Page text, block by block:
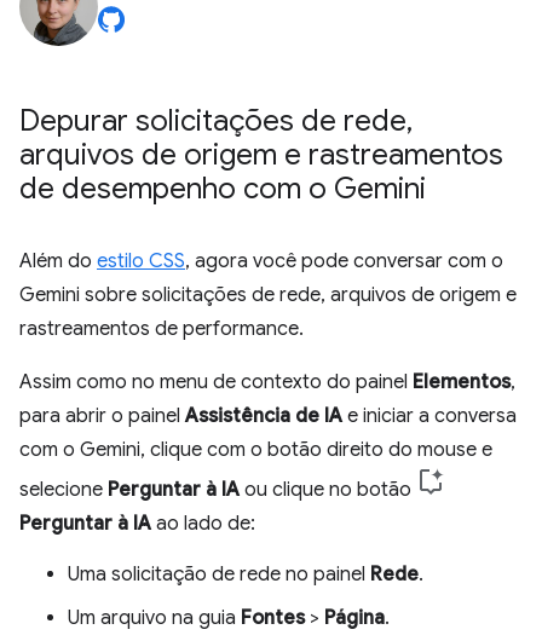
Depurar solicitações de rede,
arquivos de origem e rastreamentos
de desempenho com o Gemini
Além do estilo CSS, agora você pode conversar com o
Gemini sobre solicitações de rede, arquivos de origem e
rastreamentos de performance.
Assim como no menu de contexto do painel Elementos,
para abrir o painelAssistência de IA e iniciar a conversa
com o Gemini, clique com o botão direito do mouse e
selecione Perguntar à IA ou clique no botão
Perguntar à IA ao lado de:
Uma solicitação de rede no painel Rede.
Um arquivo na guia Fontes> Página.